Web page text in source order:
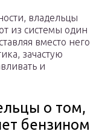
владельцы
из системы один
вместо него
зачастую
и
о том,
бензином